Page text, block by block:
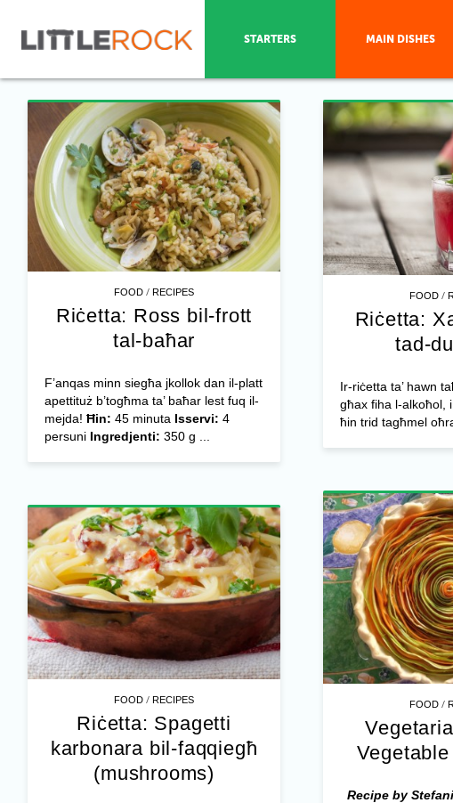
FOOD /RECIPES
Riċetta: Ross bil-frott
tal-baħar
F’anqas minn siegħa jkollok dan il-platt
apettituż b’togħma ta’ baħar lest fuq il-
mejda! Ħin: 45 minuta Isservi: 4
persuni Ingredjenti: 350 g ...
FOOD /
Riċetta:
tad-
Ir-riċetta ta’ hawn
għax fiha l-alkoħol,
ħin trid tagħmel
FOOD /
Recipe by
FOOD /RECIPES
Riċetta: Spagetti
karbonara bil-faqqiegħ
(mushrooms)
STARTERS MAIN DISHES